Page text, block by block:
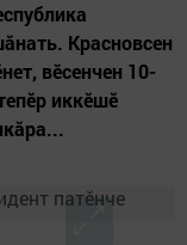
Красновсен
вӗсенчен 10-
иккӗшӗ